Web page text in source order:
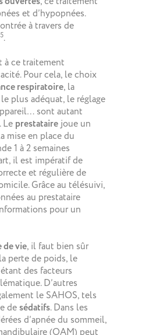
et d’hypopnées.
à travers de
.
à ce traitement
Pour cela, le choix
respiratoire, la
le plus adéquat, le réglage
sont autant
Le prestataire joue un
mise en place du
1 à 2 semaines
il est impératif de
et régulière de
Grâce au télésuivi,
au prestataire
pour un
de vie, il faut bien sûr
perte de poids, le
étant des facteurs
D’autres
le SAHOS, tels
desédatifs. Dans les
d’apnée du sommeil,
(OAM) peut